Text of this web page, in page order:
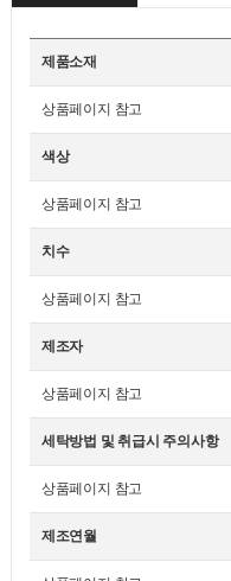
제품소재
상품페이지 참고
색상
상품페이지 참고
치수
상품페이지 참고
제조자
상품페이지 참고
세탁방법 및 취급시 주의사항
상품페이지 참고
제조연월